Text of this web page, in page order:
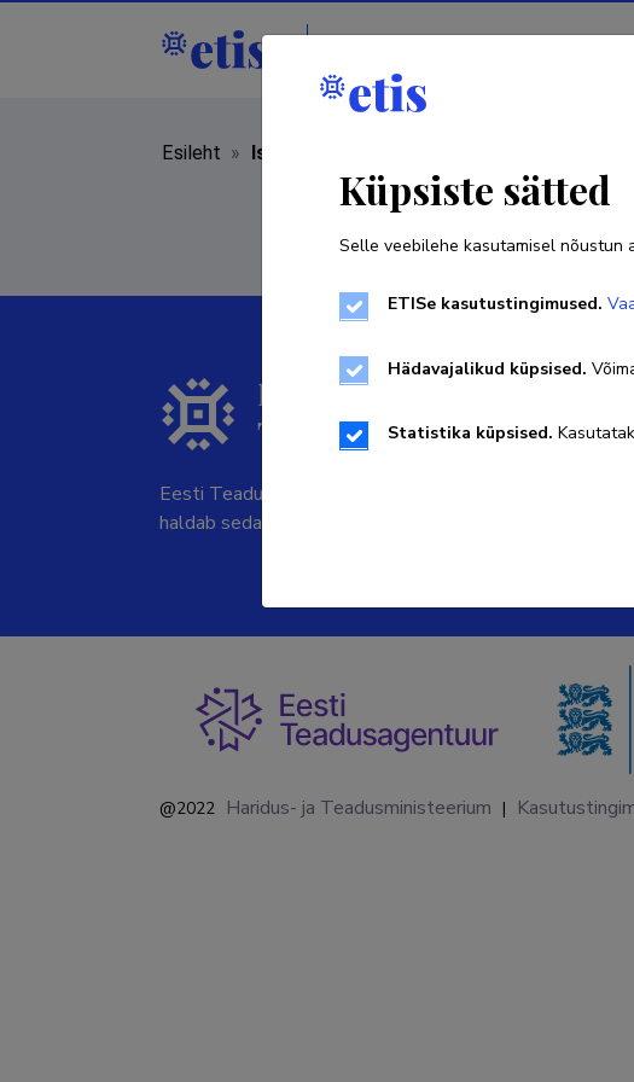
Esileht » Isikud
Eesti Teadusinfosüsteemi omanik on Haridus- ja
haldab seda SA Eesti Teadusagentuur.
@2022 Haridus- ja Teadusministeerium |
Küpsiste sätted
Selle veebilehe kasutamisel nõustun
ETISe kasutustingimused.
Hädavajalikud küpsised.
Statistika küpsised.